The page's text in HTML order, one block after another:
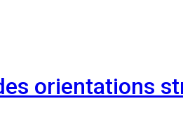
orientations